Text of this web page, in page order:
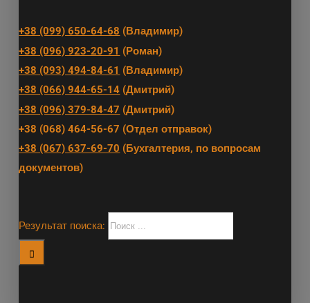
+38 (099) 650-64-68 (Владимир)
+38 (096) 923-20-91 (Роман)
+38 (093) 494-84-61 (Владимир)
+38 (066) 944-65-14 (Дмитрий)
+38 (096) 379-84-47 (Дмитрий)
+38 (068) 464-56-67 (Отдел отправок)
+38 (067) 637-69-70 (Бухгалтерия, по вопросам
документов)
Результат поиска: